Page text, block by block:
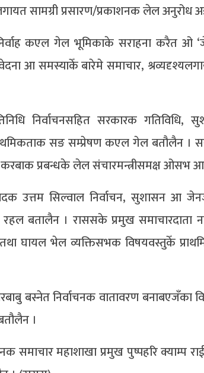
सामग्री प्रसारण/प्रकाशनक लेल अनुरोध
निर्वाह कएल गेल भूमिकाके सराहना करैत ओ
आ समस्याकेँ बारेमे समाचार,
निर्वाचनसहित सरकारक
सङ सम्प्रेषण कएल गेल बतौलैन ।
करबाक प्रबन्धके लेल संचारमन्त्रीसमक्ष ओसभ
उत्तम सिल्वाल निर्वाचन, सुशासन आ
बतालैन । राससके प्रमुख समाचारदाता
घायल भेल व्यक्तिसभक विषयवस्तुकेँ
बस्नेत निर्वाचनक वातावरण
।
समाचार महाशाखा प्रमुख पुष्पहरि क्याम्प